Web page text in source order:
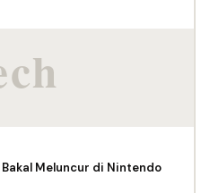
Meluncur di Nintendo